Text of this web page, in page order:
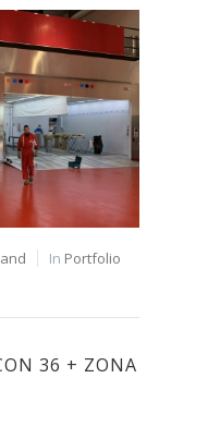
In Portfolio
36 + ZONA